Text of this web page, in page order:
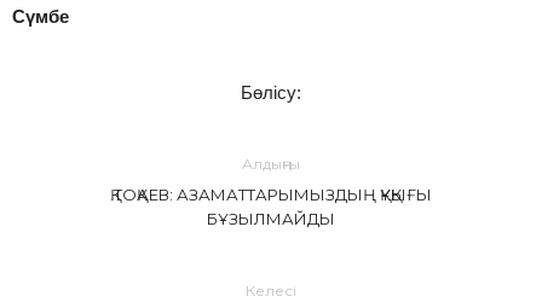
Сүмбе
Бөлісу:
Алдыңғы
Қ.ТОҚАЕВ: АЗАМАТТАРЫМЫЗДЫҢ ҚҰҚЫҒЫ
БҰЗЫЛМАЙДЫ
Келесі